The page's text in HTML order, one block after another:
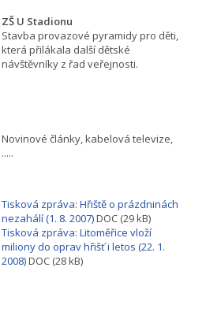
ZŠ U Stadionu
Stavba provazové pyramidy pro děti,
která přilákala další dětské
návštěvníky z řad veřejnosti.
Novinové články, kabelová televize,
.....
Tisková zpráva: Hřiště o prázdninách
nezahálí (1. 8. 2007)DOC (29 kB)
Tisková zpráva: Litoměřice vloží
miliony do oprav hřišť i letos (22. 1.
2008)DOC (28 kB)